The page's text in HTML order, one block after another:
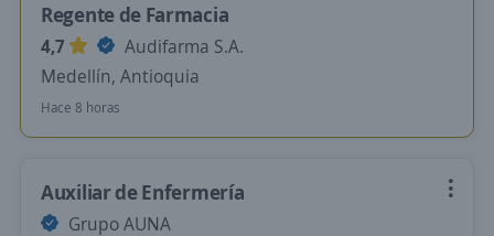
Regente de Farmacia
4,7
Audifarma S.A.
Medellín, Antioquia
Hace 8 horas
Auxiliar de Enfermería
Grupo AUNA